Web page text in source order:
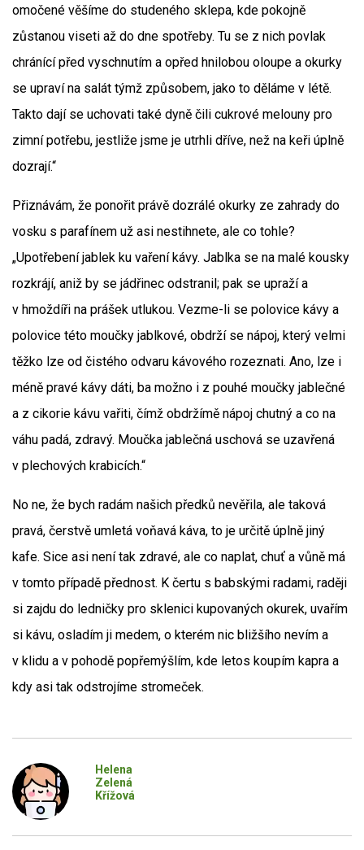
omočené věšíme do studeného sklepa, kde pokojně
zůstanou viseti až do dne spotřeby. Tu se z nich povlak
chránící před vyschnutím a opřed hnilobou oloupe a okurky
se upraví na salát týmž způsobem, jako to děláme v létě.
Takto dají se uchovati také dyně čili cukrové melouny pro
zimní potřebu, jestliže jsme je utrhli dříve, než na keři úplně
dozrají.“
Přiznávám, že ponořit právě dozrálé okurky ze zahrady do
vosku s parafínem už asi nestihnete, ale co tohle?
„Upotřebení jablek ku vaření kávy. Jablka se na malé kousky
rozkrájí, aniž by se jádřinec odstranil; pak se upraží a
v hmoždíři na prášek utlukou. Vezme-li se polovice kávy a
polovice této moučky jablkové, obdrží se nápoj, který velmi
těžko lze od čistého odvaru kávového rozeznati. Ano, lze i
méně pravé kávy dáti, ba možno i z pouhé moučky jablečné
a z cikorie kávu vařiti, čímž obdržímě nápoj chutný a co na
váhu padá, zdravý. Moučka jablečná uschová se uzavřená
v plechových krabicích.“
No ne, že bych radám našich předků nevěřila, ale taková
pravá, čerstvě umletá voňavá káva, to je určitě úplně jiný
kafe. Sice asi není tak zdravé, ale co naplat, chuť a vůně má
v tomto případě přednost. K čertu s babskými radami, raději
si zajdu do ledničky pro sklenici kupovaných okurek, uvařím
si kávu, osladím ji medem, o kterém nic bližšího nevím a
v klidu a v pohodě popřemýšlím, kde letos koupím kapra a
kdy asi tak odstrojíme stromeček.
Helena
Zelená
Křížová